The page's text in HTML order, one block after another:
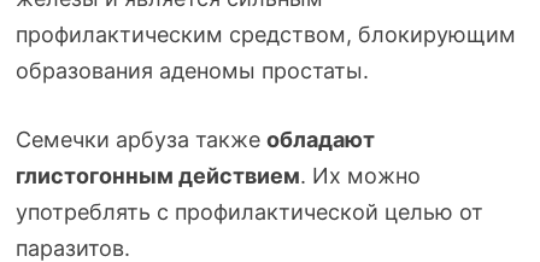
профилактическим средством, блокирующим
образования аденомы простаты.
Семечки арбуза также обладают
глистогонным действием. Их можно
употреблять с профилактической целью от
паразитов.